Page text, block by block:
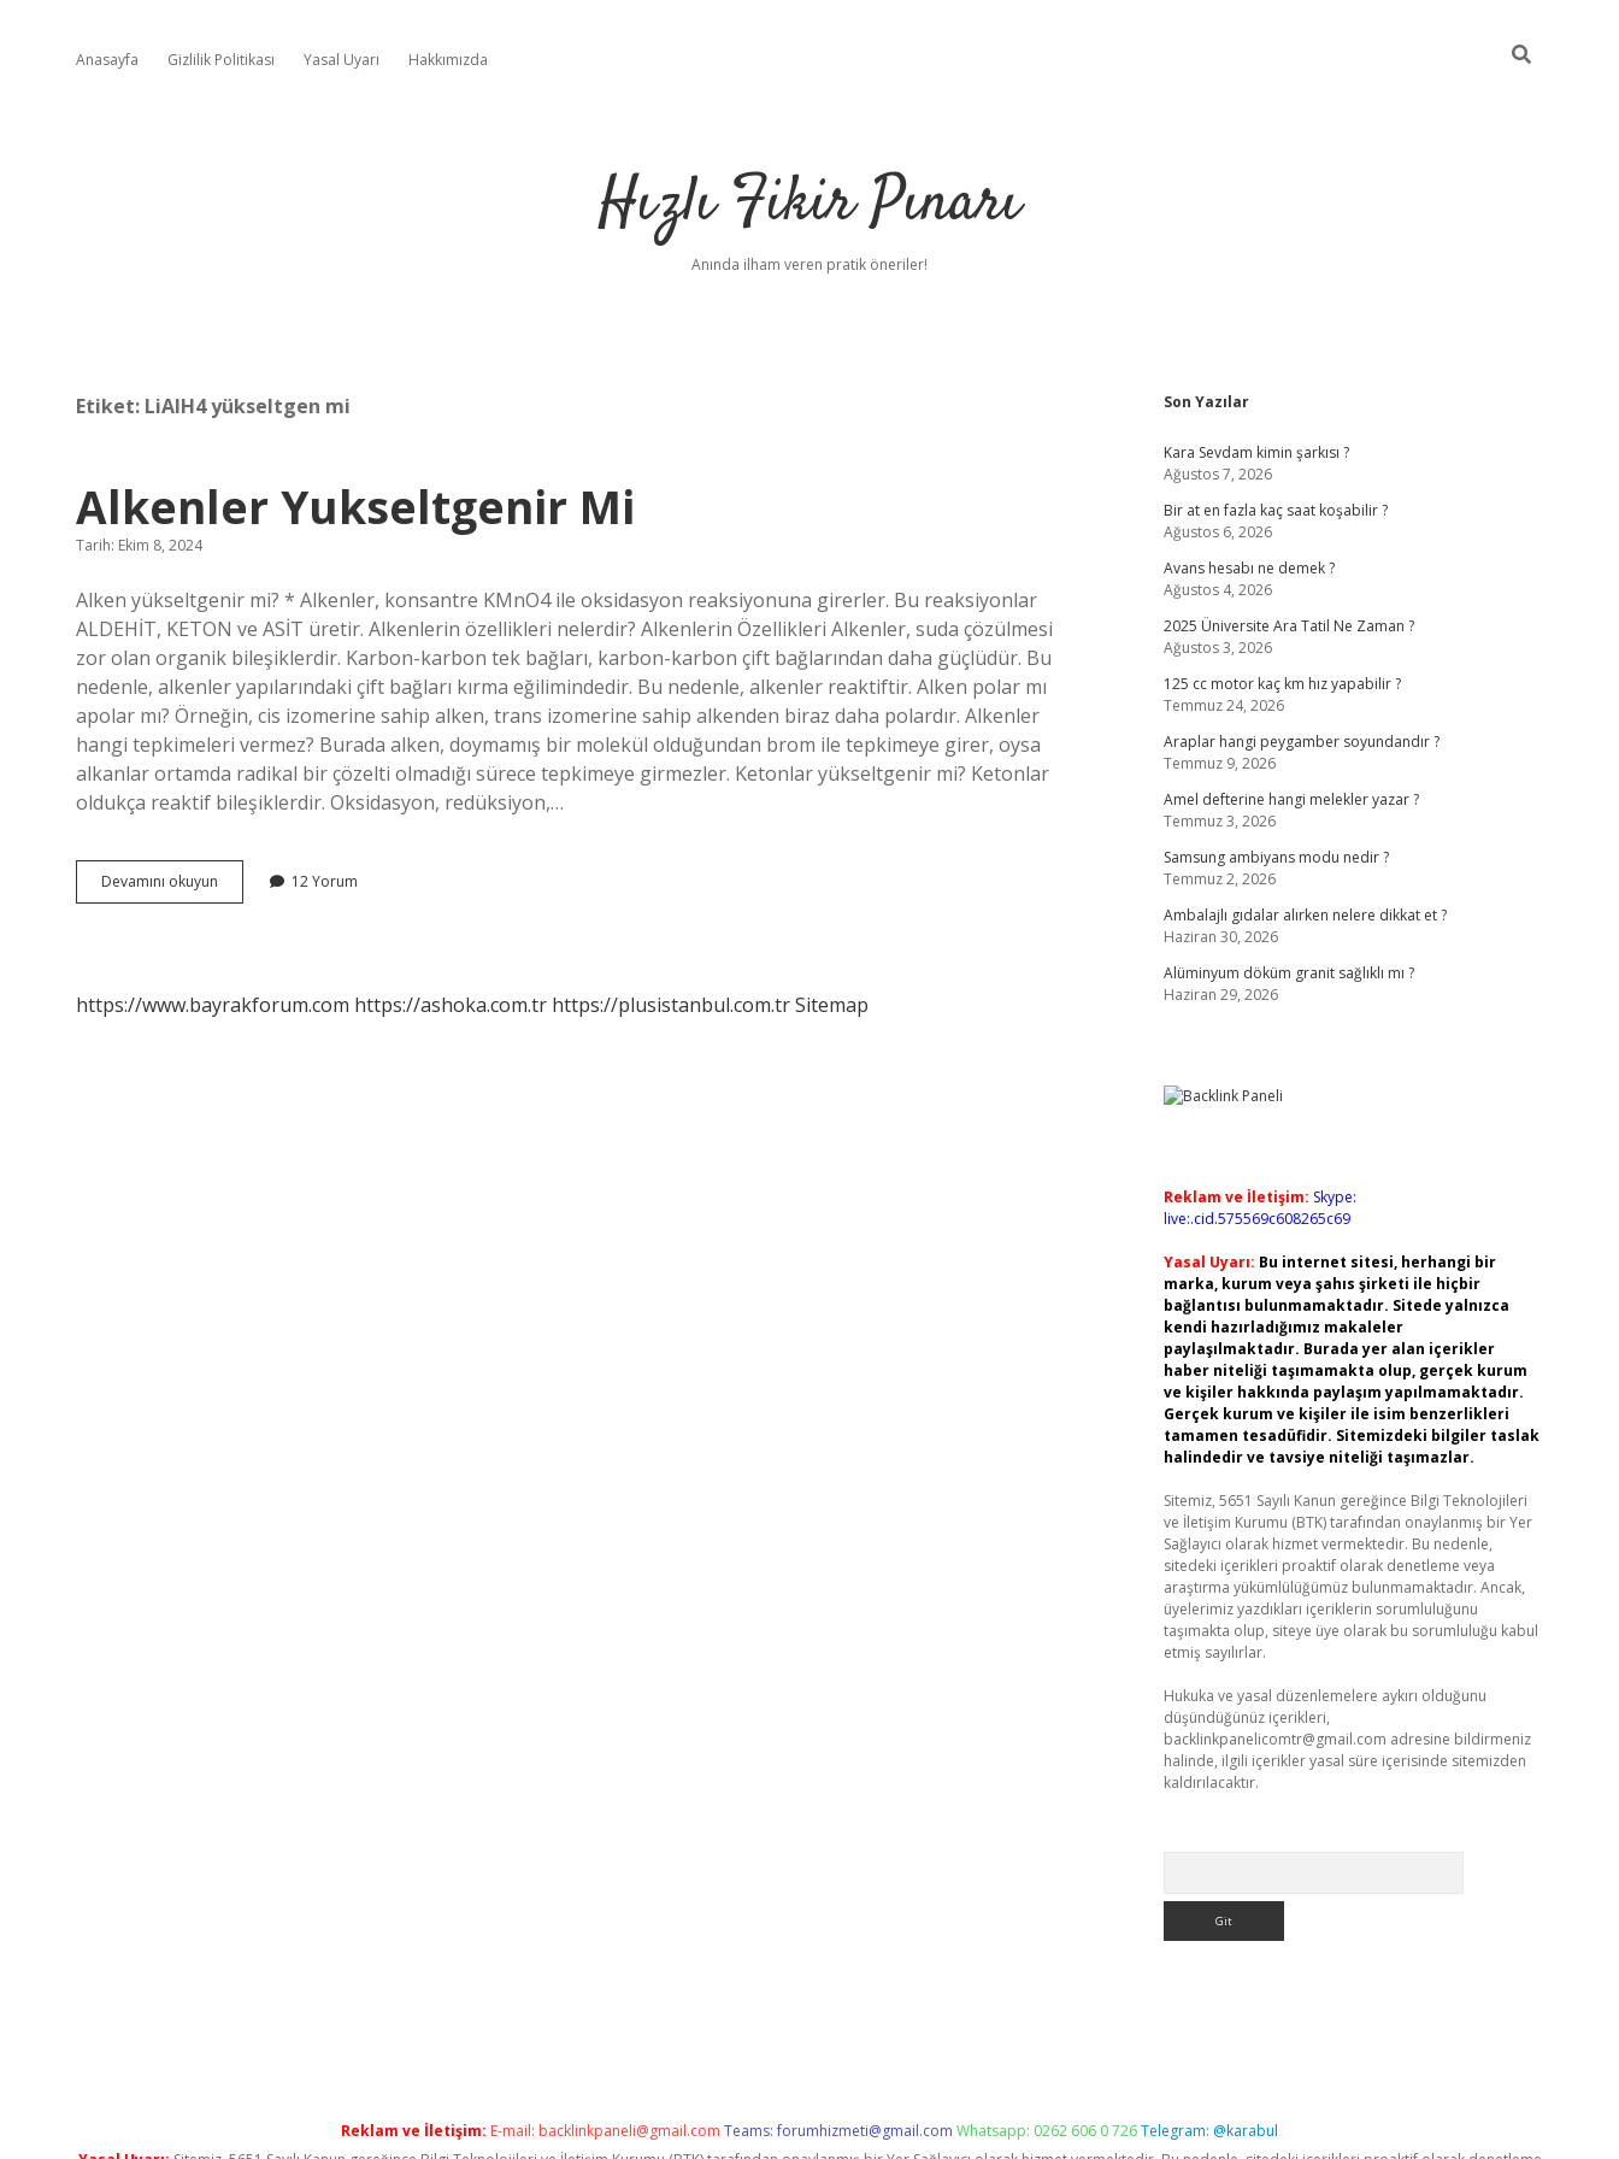
Anasayfa Gizlilik Politikası Yasal Uyarı Hakkımızda
Hızlı Fikir Pınarı
Anında ilham veren pratik öneriler!
Etiket: LiAlH4 yükseltgen mi
Alkenler Yukseltgenir Mi
Tarih: Ekim 8, 2024
Alken yükseltgenir mi? * Alkenler, konsantre KMnO4 ile oksidasyon reaksiyonuna girerler. Bu reaksiyonlar
ALDEHİT, KETON ve ASİT üretir. Alkenlerin özellikleri nelerdir? Alkenlerin Özellikleri Alkenler, suda çözülmesi
zor olan organik bileşiklerdir. Karbon-karbon tek bağları, karbon-karbon çift bağlarından daha güçlüdür. Bu
nedenle, alkenler yapılarındaki çift bağları kırma eğilimindedir. Bu nedenle, alkenler reaktiftir. Alken polar mı
apolar mı? Örneğin, cis izomerine sahip alken, trans izomerine sahip alkenden biraz daha polardır. Alkenler
hangi tepkimeleri vermez? Burada alken, doymamış bir molekül olduğundan brom ile tepkimeye girer, oysa
alkanlar ortamda radikal bir çözelti olmadığı sürece tepkimeye girmezler. Ketonlar yükseltgenir mi? Ketonlar
oldukça reaktif bileşiklerdir. Oksidasyon, redüksiyon,…
Devamını okuyun Alkenler
Yukseltgenir
12 Yorum
https://www.bayrakforum.com https://ashoka.com.tr https://plusistanbul.com.trSitemap
Sidebar
Son Yazılar
Kara Sevdam kimin şarkısı ?
Ağustos 7, 2026
Bir at en fazla kaç saat koşabilir ?
Ağustos 6, 2026
Avans hesabı ne demek ?
Ağustos 4, 2026
2025 Üniversite Ara Tatil Ne Zaman ?
Ağustos 3, 2026
125 cc motor kaç km hız yapabilir ?
Temmuz 24, 2026
Araplar hangi peygamber soyundandır ?
Temmuz 9, 2026
Amel defterine hangi melekler yazar ?
Temmuz 3, 2026
Samsung ambiyans modu nedir ?
Temmuz 2, 2026
Ambalajlı gıdalar alırken nelere dikkat et ?
Haziran 30, 2026
Alüminyum döküm granit sağlıklı mı ?
Haziran 29, 2026
Reklam ve İletişim: Skype:
live:.cid.575569c608265c69
Yasal Uyarı: Bu internet sitesi, herhangi bir
marka, kurum veya şahıs şirketi ile hiçbir
bağlantısı bulunmamaktadır. Sitede yalnızca
kendi hazırladığımız makaleler
paylaşılmaktadır. Burada yer alan içerikler
haber niteliği taşımamakta olup, gerçek kurum
ve kişiler hakkında paylaşım yapılmamaktadır.
Gerçek kurum ve kişiler ile isim benzerlikleri
tamamen tesadüfidir. Sitemizdeki bilgiler taslak
halindedir ve tavsiye niteliği taşımazlar.
Sitemiz, 5651 Sayılı Kanun gereğince Bilgi Teknolojileri
ve İletişim Kurumu (BTK) tarafından onaylanmış bir Yer
Sağlayıcı olarak hizmet vermektedir. Bu nedenle,
sitedeki içerikleri proaktif olarak denetleme veya
araştırma yükümlülüğümüz bulunmamaktadır. Ancak,
üyelerimiz yazdıkları içeriklerin sorumluluğunu
taşımakta olup, siteye üye olarak bu sorumluluğu kabul
etmiş sayılırlar.
Hukuka ve yasal düzenlemelere aykırı olduğunu
düşündüğünüz içerikleri,
backlinkpanelicomtr@gmail.com adresine bildirmeniz
halinde, ilgili içerikler yasal süre içerisinde sitemizden
kaldırılacaktır.
Reklam ve İletişim: E-mail: backlinkpaneli@gmail.com Teams:forumhizmeti@gmail.com Whatsapp: 0262 606 0 726Telegram: @karabul